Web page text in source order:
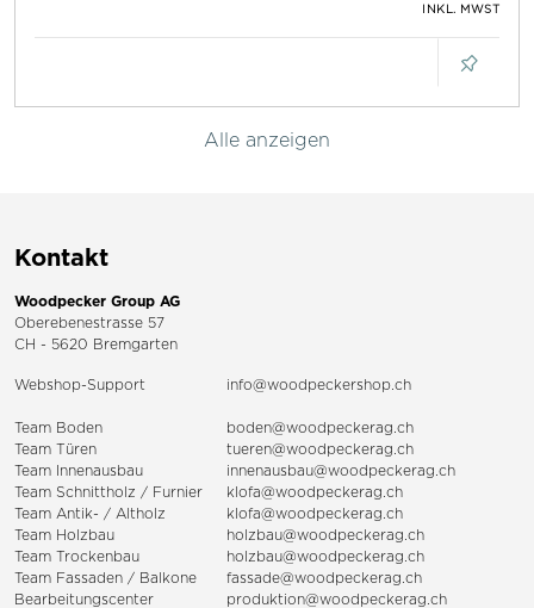
INKL. MWST
Alle anzeigen
Kontakt
Woodpecker Group AG
Oberebenestrasse 57
CH - 5620 Bremgarten
Webshop-Support info@woodpeckershop.ch
Team Boden
boden@woodpeckerag.ch
Team Türen
tueren@woodpeckerag.ch
Team Innenausbau
innenausbau@woodpeckerag.ch
Team Schnittholz / Furnier
klofa@woodpeckerag.ch
Team Antik- / Altholz
klofa@woodpeckerag.ch
Team Holzbau
holzbau@woodpeckerag.ch
Team Trockenbau
holzbau@woodpeckerag.ch
Team Fassaden / Balkone
fassade@woodpeckerag.ch
Bearbeitungscenter
produktion@woodpeckerag.ch